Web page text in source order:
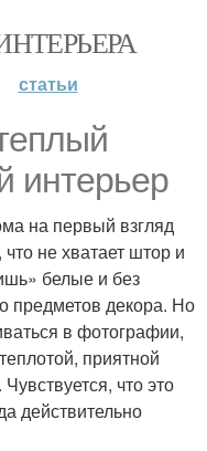
статьи
интерьер
на первый взгляд
не хватает штор и
белые и без
предметов декора. Но
в фотографии,
приятной
что это
действительно